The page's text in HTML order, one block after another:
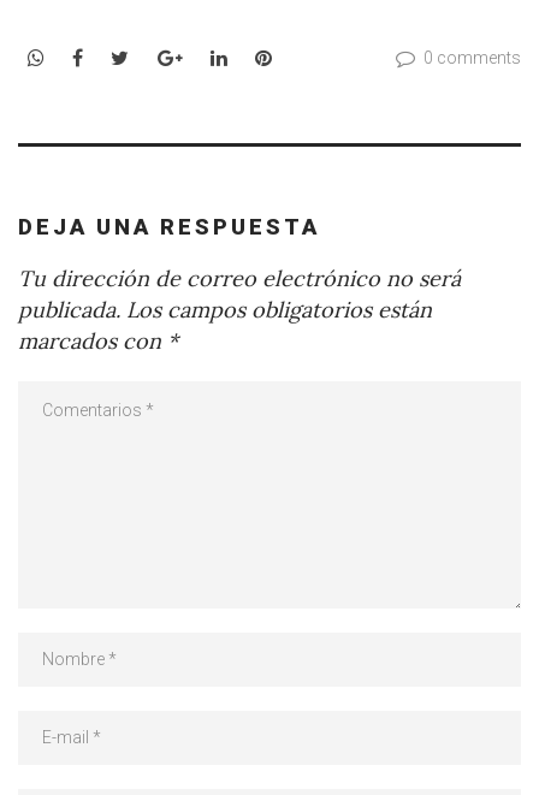
WhatsApp
Facebook
TwitterGoogle+LinkedInPinterest 0 comments
DEJA UNA RESPUESTA
Tu dirección de correo electrónico no será
publicada. Los campos obligatorios están
marcados con *